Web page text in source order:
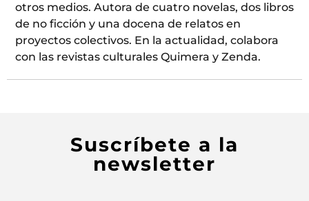
otros medios. Autora de cuatro novelas, dos libros
de no ficción y una docena de relatos en
proyectos colectivos. En la actualidad, colabora
con las revistas culturales Quimera y Zenda.
Suscríbete a la
newsletter